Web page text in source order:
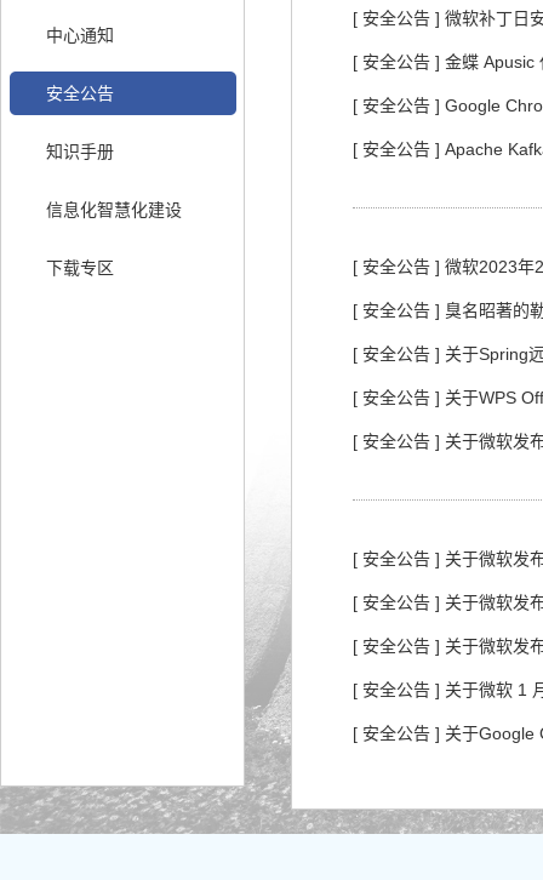
中心通知
安全公告
知识手册
信息化智慧化建设
下载专区
[ 安全公告 ] 微软补丁日
[ 安全公告 ] 金蝶 Apusic
[ 安全公告 ] Google
[ 安全公告 ] Apache
[ 安全公告 ] 微软2023年
[ 安全公告 ] 臭名昭著的
[ 安全公告 ] 关于Spring
[ 安全公告 ] 关于WPS
[ 安全公告 ] 关于微软发
[ 安全公告 ] 关于微软发
[ 安全公告 ] 关于微软发
[ 安全公告 ] 关于微软发
[ 安全公告 ] 关于微软 1
[ 安全公告 ] 关于Google